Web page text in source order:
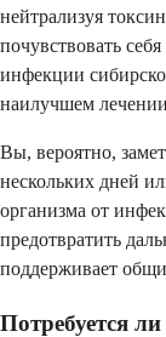
нейтрализуя
почувствовать
инфекции
наилучшем
Вы, вероятно,
нескольких дней
организма от
предотвратить
поддерживает
Потребуется